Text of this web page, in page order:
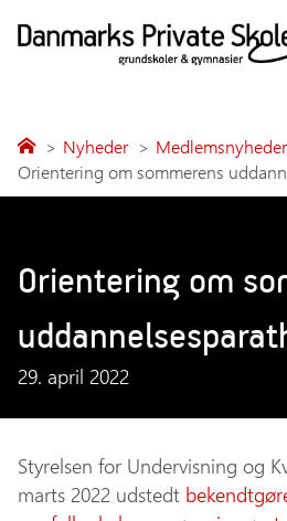
Nyheder
Medlemsnyheder
Orientering om sommerens
Orientering om
29. april 2022
Styrelsen for Undervisning og
marts 2022 udstedt